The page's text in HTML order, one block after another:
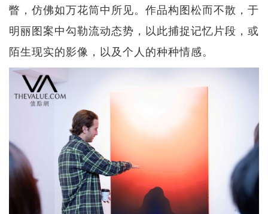
瞥，仿佛如万花筒中所见。作品构图松而不散，于
明丽图案中勾勒流动态势，以此捕捉记忆片段，或
陌生现实的影像，以及个人的种种情感。